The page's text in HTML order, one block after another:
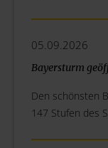
05.09.2026
Bayersturm
Den schönsten
147 Stufen des